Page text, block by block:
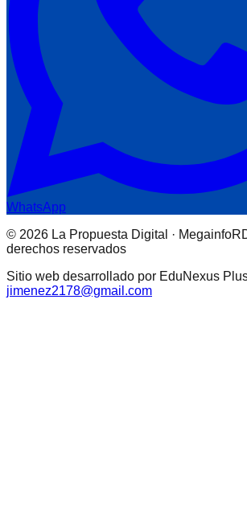
WhatsApp
© 2026 La Propuesta Digital ·
derechos reservados
Sitio web desarrollado por EduNexus Plus
jimenez2178@gmail.com